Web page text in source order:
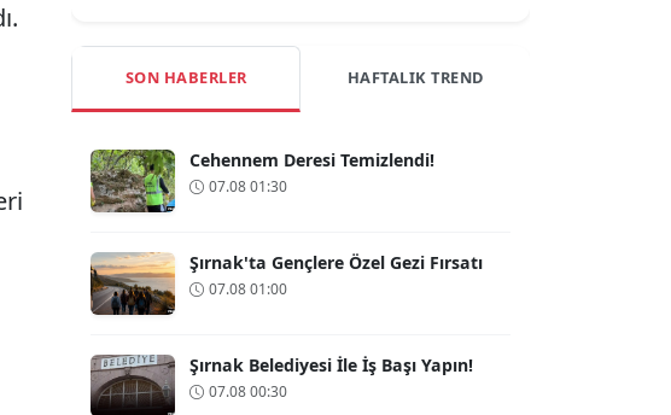
SON HABERLER HAFTALIK TREND
Cehennem Deresi Temizlendi!
07.08 01:30
Şırnak'ta Gençlere Özel Gezi Fırsatı
07.08 01:00
Şırnak Belediyesi İle İş Başı Yapın!
07.08 00:30